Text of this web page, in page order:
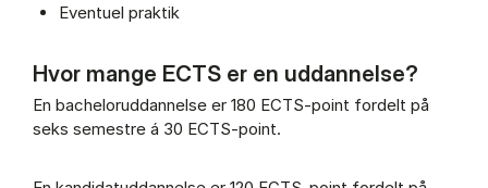
Eventuel praktik
Hvor mange ECTS er en uddannelse?
En bacheloruddannelse er 180 ECTS-point fordelt på
seks semestre á 30 ECTS-point.